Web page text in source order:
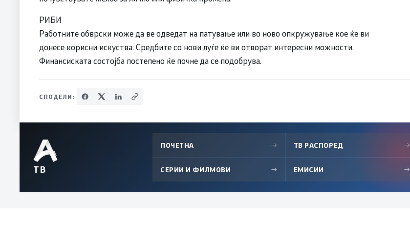
РИБИ
Работните обврски може да ве одведат на патување или во ново опкружување кое ќе ви
донесе корисни искуства. Средбите со нови луѓе ќе ви отворат интересни можности.
Финансиската состојба постепено ќе почне да се подобрува.
СПОДЕЛИ:
ТВ
ПОЧЕТНА → ТВ РАСПОРЕД →
СЕРИИ И ФИЛМОВИ → ЕМИСИИ →